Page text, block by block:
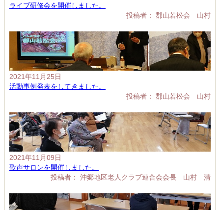
ライブ研修会を開催しました。
投稿者： 郡山若松会 山村
2021年11月25日
活動事例発表をしてきました。
投稿者： 郡山若松会 山村
2021年11月09日
歌声サロンを開催しました。
投稿者： 沖郷地区老人クラブ連合会会長 山村 清